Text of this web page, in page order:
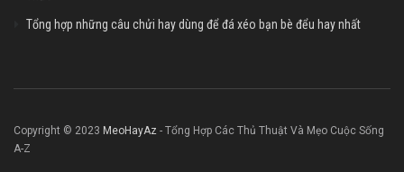
Tổng hợp những câu chửi hay dùng để đá xéo bạn bè đểu hay nhất
Copyright © 2023 MeoHayAz - Tổng Hợp Các Thủ Thuật Và Mẹo Cuộc Sống
A-Z